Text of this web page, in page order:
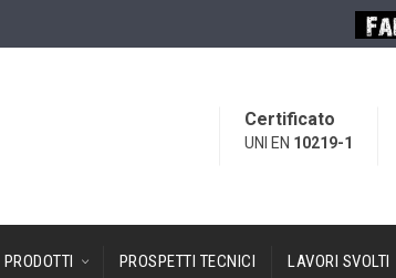
Certificato
UNI EN 10219-1
PRODOTTI PROSPETTI TECNICI LAVORI SVOLTI